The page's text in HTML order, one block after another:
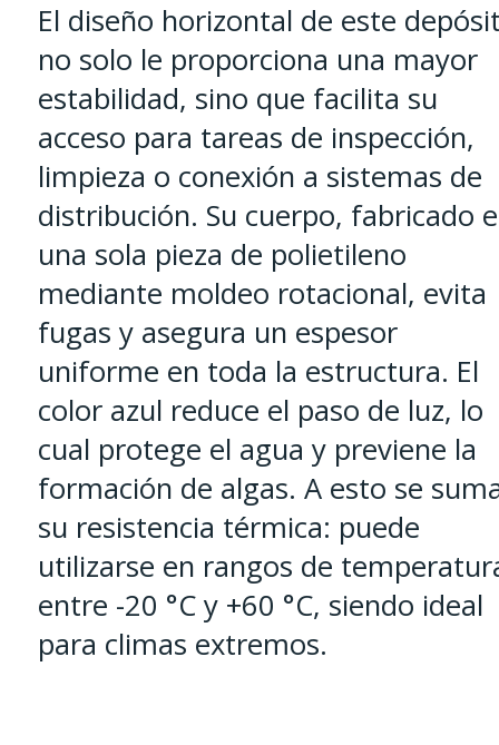
El diseño horizontal de este
no solo le proporciona una mayor
estabilidad, sino que facilita su
acceso para tareas de inspección,
limpieza o conexión a sistemas de
distribución. Su cuerpo, fabricado
una sola pieza de polietileno
mediante moldeo rotacional, evita
fugas y asegura un espesor
uniforme en toda la estructura. El
color azul reduce el paso de luz, lo
cual protege el agua y previene la
formación de algas. A esto se
su resistencia térmica: puede
utilizarse en rangos de
entre -20 °C y +60 °C, siendo ideal
para climas extremos.